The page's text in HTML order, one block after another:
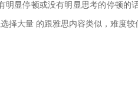
显停顿或没有明显思考的停顿的
择大量 的跟雅思内容类似，难度